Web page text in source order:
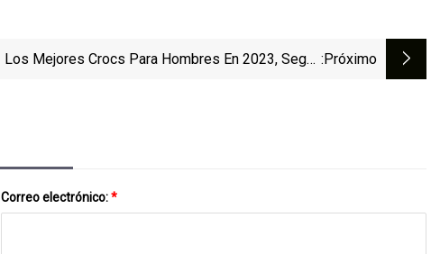
Los Mejores Crocs Para Hombres En 2023, Según :próximo
Correo electrónico:*